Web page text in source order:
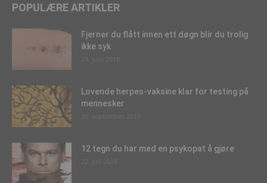
POPULÆRE ARTIKLER
Fjerner du flått innen ett døgn blir du trolig
ikke syk
Lovende herpes-vaksine klar for testing på
mennesker
12 tegn du har med en psykopat å gjøre